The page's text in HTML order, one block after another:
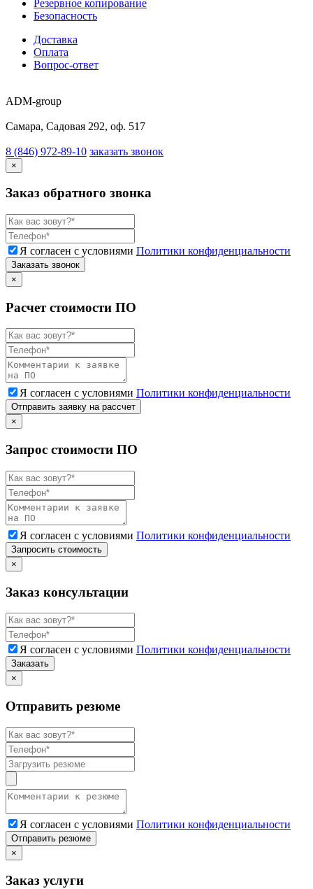
Резервное копирование
Безопасность
Доставка
Оплата
Вопрос-ответ
ADM-group
Самара, Садовая 292, оф. 517
8 (846) 972-89-10 заказать звонок
×
Заказ обратного звонка
Я согласен с условиями Политики конфиденциальности
Заказать звонок
×
Расчет стоимости ПО
Я согласен с условиями Политики конфиденциальности
Отправить заявку на рассчет
×
Запрос стоимости ПО
Я согласен с условиями Политики конфиденциальности
Запросить стоимость
×
Заказ консультации
Я согласен с условиями Политики конфиденциальности
Заказать
×
Отправить резюме
Я согласен с условиями Политики конфиденциальности
Отправить резюме
×
Заказ услуги